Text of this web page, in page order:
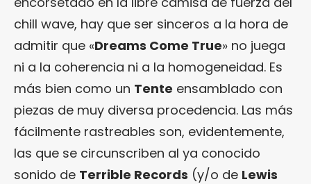
chill wave, hay que ser sinceros a la hora de
admitir que «Dreams Come True» no juega
ni a la coherencia ni a la homogeneidad. Es
más bien como un Tente ensamblado con
piezas de muy diversa procedencia. Las más
fácilmente rastreables son, evidentemente,
las que se circunscriben al ya conocido
sonido de Terrible Records (y/o de Lewis